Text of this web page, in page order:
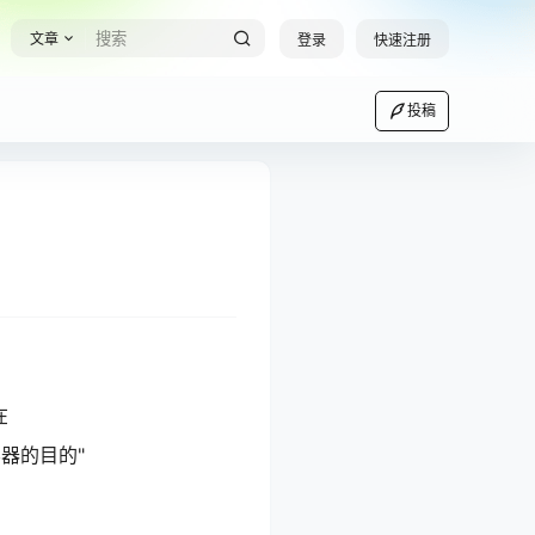
文章 登录 快速注册
投稿
的目的"